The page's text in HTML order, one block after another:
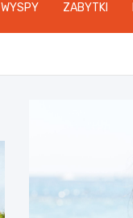
WYSPY ZABYTKI